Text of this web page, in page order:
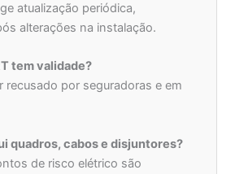
atualização periódica,
alterações na instalação.
tem validade?
recusado por seguradoras e em
quadros, cabos e disjuntores?
de risco elétrico são